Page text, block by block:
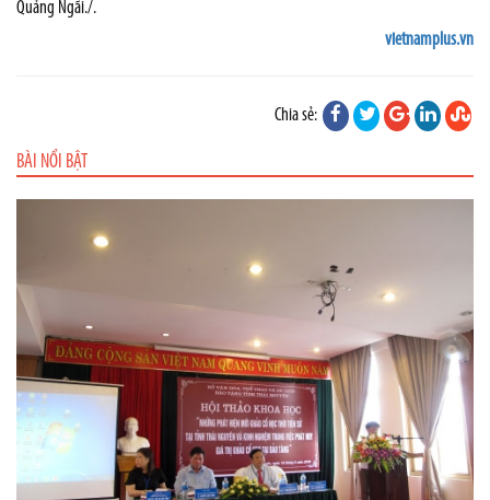
Quảng Ngãi./.
vietnamplus.vn
Chia sẻ:
BÀI NỔI BẬT